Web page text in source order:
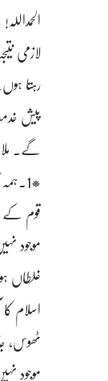
لازمی
رہتا
پیش
گے.
*1.ہمہ گیر پیغام*
قوم کے
موجود
غلطاں
اسلام
ٹھوس،
موجود